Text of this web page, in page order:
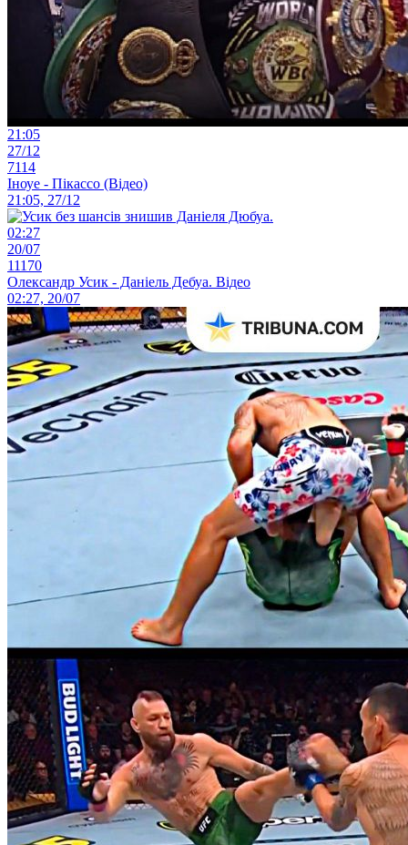
21:05
27/12
7114
Іноуе - Пікассо (Відео)
21:05, 27/12
02:27
20/07
11170
Олександр Усик - Даніель Дебуа. Відео
02:27, 20/07